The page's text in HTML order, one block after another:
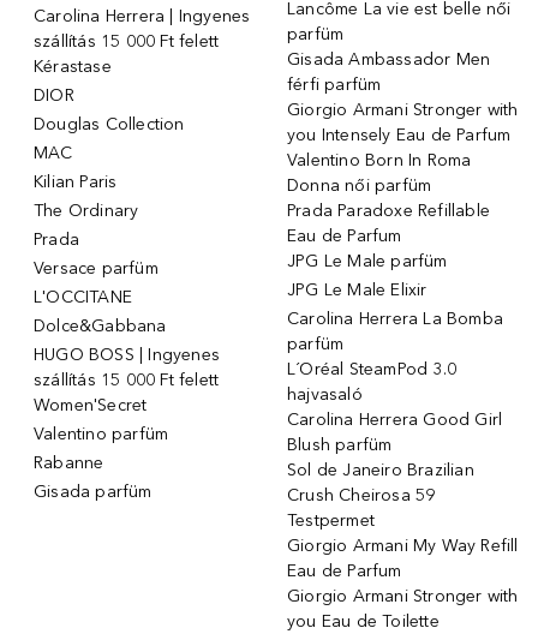
Carolina Herrera | Ingyenes
szállítás 15 000 Ft felett
Kérastase
DIOR
Douglas Collection
MAC
Kilian Paris
The Ordinary
Prada
Versace parfüm
L'OCCITANE
Dolce&Gabbana
HUGO BOSS | Ingyenes
szállítás 15 000 Ft felett
Women'Secret
Valentino parfüm
Rabanne
Gisada parfüm
Lancôme La vie est belle női
parfüm
Gisada Ambassador Men
férfi parfüm
Giorgio Armani Stronger with
you Intensely Eau de Parfum
Valentino Born In Roma
Donna női parfüm
Prada Paradoxe Refillable
Eau de Parfum
JPG Le Male parfüm
JPG Le Male Elixir
Carolina Herrera La Bomba
parfüm
L´Oréal SteamPod 3.0
hajvasaló
Carolina Herrera Good Girl
Blush parfüm
Sol de Janeiro Brazilian
Crush Cheirosa 59
Testpermet
Giorgio Armani My Way Refill
Eau de Parfum
Giorgio Armani Stronger with
you Eau de Toilette